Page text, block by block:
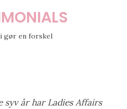
gør en forskel
syv år har Ladies Affairs